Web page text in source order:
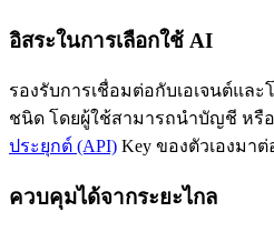
อิสระในการเลือกใช้ AI
รองรับการเชื่อมต่อกับเอเจนต์แล
ชนิด โดยผู้ใช้สามารถนำบัญชี หรือ
ประยุกต์ (API) Key ของตัวเองมา
ควบคุมได้จากระยะไกล